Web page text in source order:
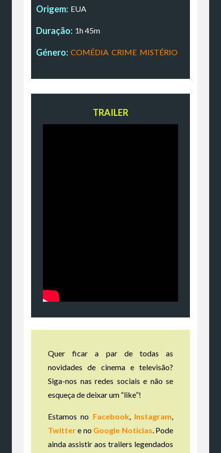
Origem: EUA
Duração: 1h 45m
Género: COMÉDIA CRIME, MISTÉRIO
TRAILER
Quer ficar a par de todas as
novidades de cinema e televisão?
Siga-nos nas redes sociais e não se
esqueça de deixar um “like”!
Estamos no Facebook, Instagram
Twittere no Google Notícias . Pode
ainda assistir aos trailers legendados